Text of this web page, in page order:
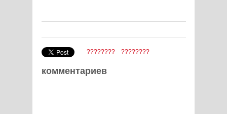
???????? ????????
комментариев